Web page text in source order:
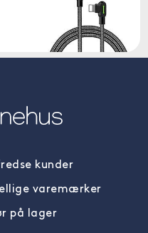
kunder
varemærker
på lager